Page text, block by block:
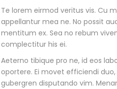
Te lorem eirmod veritus vis. Cu
appellantur mea ne. No possit
mentitum ex. Sea no rebum
complectitur his ei.
Aeterno tibique pro ne, id eos
oportere. Ei movet efficiendi
gubergren disputando vim.